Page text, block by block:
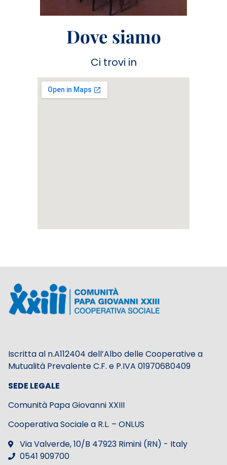
Dove siamo
Ci trovi in
Iscritta al n.A112404 dell’Albo delle Cooperative a
Mutualità Prevalente C.F. e P.IVA 01970680409
SEDE LEGALE
Comunità Papa Giovanni XXIII
Cooperativa Sociale a R.L. – ONLUS
Via Valverde, 10/B 47923 Rimini (RN) - Italy
0541 909700